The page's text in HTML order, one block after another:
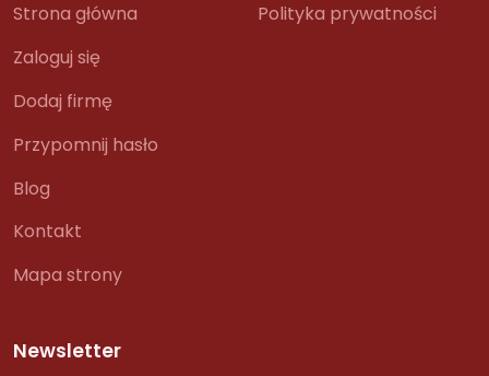
Strona główna
Zaloguj się
Dodaj firmę
Przypomnij hasło
Blog
Kontakt
Mapa strony
Polityka prywatności
Newsletter